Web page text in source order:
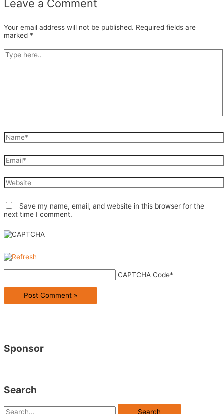
Leave a Comment
Your email address will not be published. Required fields are
marked *
Type
here..
Name*
Email*
Website
Save my name, email, and website in this browser for the
next time I comment.
CAPTCHA Code*
Sponsor
Search
S